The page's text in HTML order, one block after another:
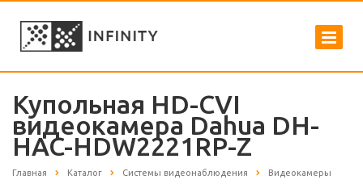
Купольная HD-CVI
видеокамера Dahua DH-
HAC-HDW2221RP-Z
Главная Каталог Системы видеонаблюдения Видеокамеры